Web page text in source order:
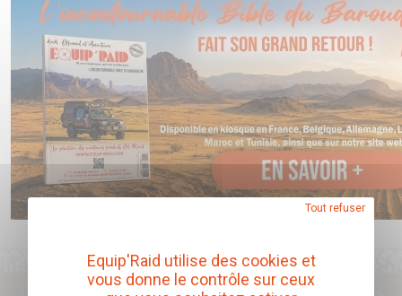
Caractéristiques :
Modèle :H8 / H9 / H11 / H16
LED
Voltage :12v
Watts :25 watts led (équivalent à 145w halogène)
Ampoule :code ou phare
Lumens :4000 lms
Température : 6000k
Cette gamme est Canbus et se monte donc sur tous les
Garantie 3 ans.Equip'Raid utilise des cookies et
vous donne le contrôle sur ceux
Tout refuser